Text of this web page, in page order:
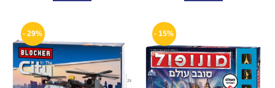
15% -
29% -